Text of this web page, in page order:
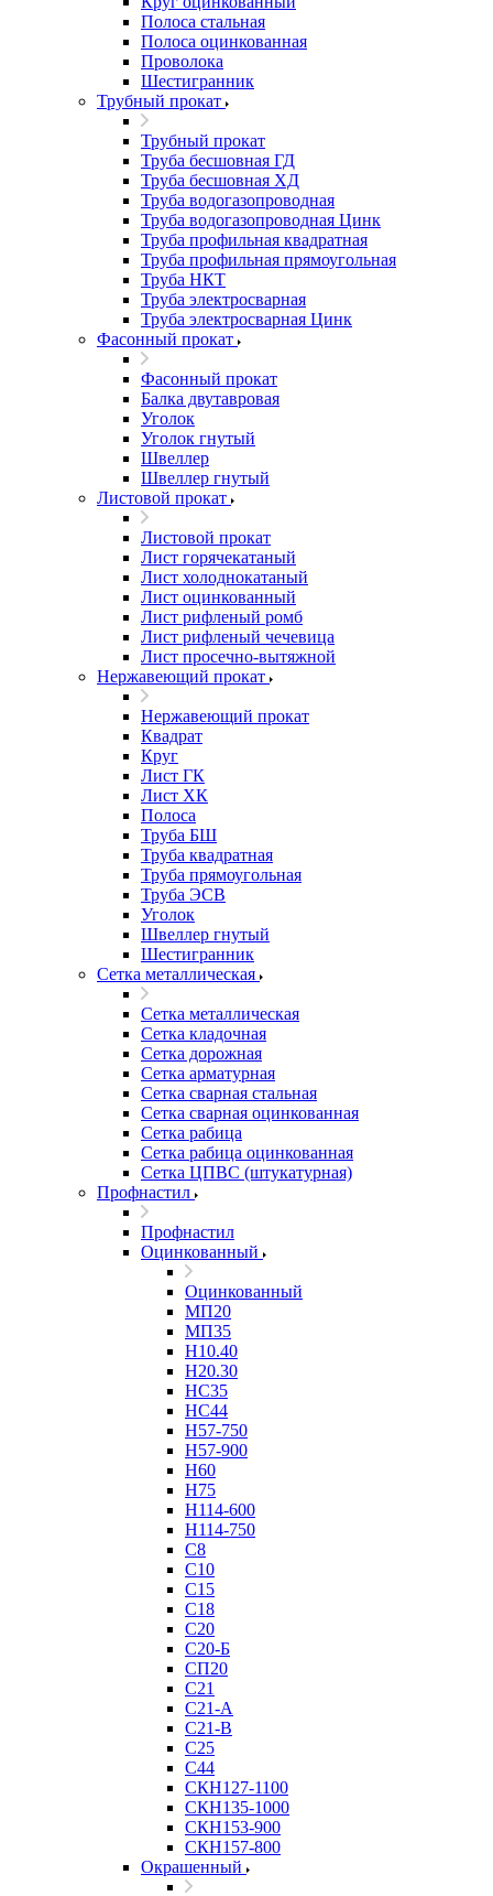
Полоса стальная
Полоса оцинкованная
Проволока
Шестигранник
Трубный прокат
Трубный прокат
Труба бесшовная ГД
Труба бесшовная ХД
Труба водогазопроводная
Труба водогазопроводная Цинк
Труба профильная квадратная
Труба профильная прямоугольная
Труба НКТ
Труба электросварная
Труба электросварная Цинк
Фасонный прокат
Фасонный прокат
Балка двутавровая
Уголок
Уголок гнутый
Швеллер
Швеллер гнутый
Листовой прокат
Листовой прокат
Лист горячекатаный
Лист холоднокатаный
Лист оцинкованный
Лист рифленый ромб
Лист рифленый чечевица
Лист просечно-вытяжной
Нержавеющий прокат
Нержавеющий прокат
Квадрат
Круг
Лист ГК
Лист ХК
Полоса
Труба БШ
Труба квадратная
Труба прямоугольная
Труба ЭСВ
Уголок
Швеллер гнутый
Шестигранник
Сетка металлическая
Сетка металлическая
Сетка кладочная
Сетка дорожная
Сетка арматурная
Сетка сварная стальная
Сетка сварная оцинкованная
Сетка рабица
Сетка рабица оцинкованная
Сетка ЦПВС (штукатурная)
Профнастил
Профнастил
Оцинкованный
Оцинкованный
МП20
МП35
Н10.40
Н20.30
НС35
НС44
Н57-750
Н57-900
Н60
Н75
Н114-600
Н114-750
С8
С10
С15
С18
С20
С20-Б
СП20
С21
С21-А
С21-В
С25
С44
СКН127-1100
СКН135-1000
СКН153-900
СКН157-800
Окрашенный